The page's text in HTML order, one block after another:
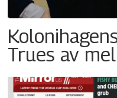
Trues av